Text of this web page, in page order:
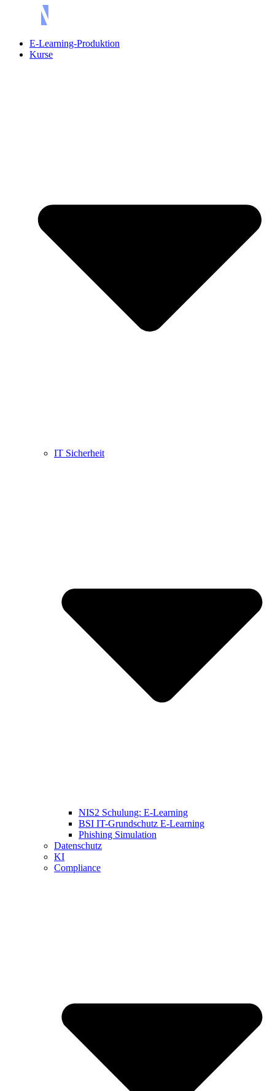
E-Learning-Produktion
Kurse
IT Sicherheit
NIS2 Schulung: E-Learning
BSI IT-Grundschutz E-Learning
Phishing Simulation
Datenschutz
KI
Compliance